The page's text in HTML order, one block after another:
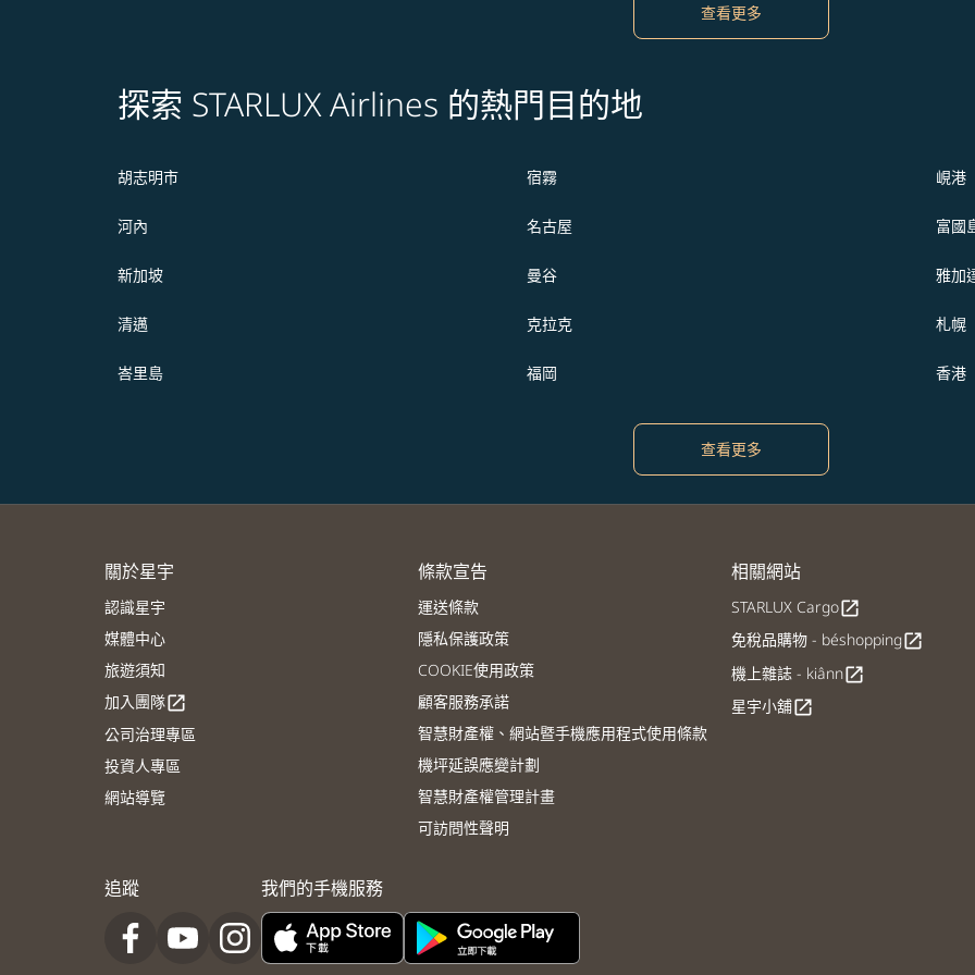
查看更多
探索 STARLUX Airlines 的熱門目的地
胡志明市 宿霧 峴港
河內 名古屋 富國
新加坡 曼谷 雅加
清邁 克拉克 札幌
峇里島 福岡 香港
查看更多
關於星宇
認識星宇
媒體中心
旅遊須知
加入團隊open_in_new
公司治理專區
投資人專區
網站導覽
條款宣告
運送條款
隱私保護政策
COOKIE使用政策
顧客服務承諾
智慧財產權、網站暨手機應用程式使用條款
機坪延誤應變計劃
智慧財產權管理計畫
可訪問性聲明
相關網站
STARLUX Cargoopen_in_new
免稅品購物 - béshoppingopen_in_new
機上雜誌 - kiânnopen_in_new
星宇小舖open_in_new
追蹤 我們的手機服務